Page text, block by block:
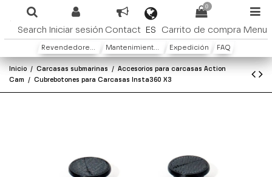
Search Iniciar sesión Contact ES
0
Carrito de compra Menu
Revendedores y distribuidores Mantenimiento y Garantìa Expedición FAQ
Inicio Carcasas submarinas
Accesorios para carcasas Action
Cam
Cubrebotones para Carcasas Insta360 X3